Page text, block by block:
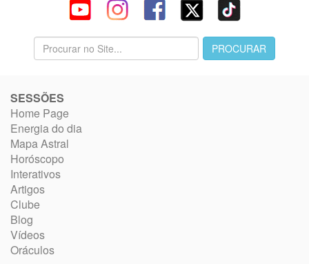
SESSÕES
Home Page
Energia do dia
Mapa Astral
Horóscopo
Interativos
Artigos
Clube
Blog
Vídeos
Oráculos